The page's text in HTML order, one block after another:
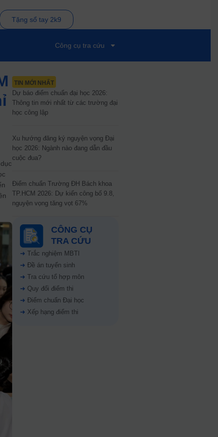
Tặng sổ tay 2k9
Công cụ tra cứu
TIN MỚI NHẤT
Dự báo điểm chuẩn đại học 2026:
Thông tin mới nhất từ các trường đại
học công lập
Xu hướng đăng ký nguyện vọng Đại
học 2026: Ngành nào đang dẫn đầu
cuộc đua?
Điểm chuẩn Trường ĐH Bách khoa
TP.HCM 2026: Dự kiến công bố 9.8,
nguyện vọng tăng vọt 67%
CÔNG CỤ
TRA CỨU
➜ Trắc nghiệm MBTI
➜ Đề án tuyển sinh
➜ Tra cứu tổ hợp môn
➜ Quy đổi điểm thi
➜ Điểm chuẩn Đại học
➜ Xếp hạng điểm thi